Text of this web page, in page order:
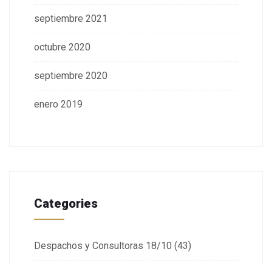
septiembre 2021
octubre 2020
septiembre 2020
enero 2019
Categories
Despachos y Consultoras 18/10 (43)